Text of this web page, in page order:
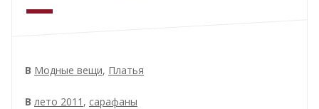
В Модные вещи, Платья
В лето 2011 , сарафаны